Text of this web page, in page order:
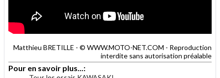
Matthieu BRETILLE - © WWW.MOTO-NET.COM - Reproduction
interdite sans autorisation préalable
Pour en savoir plus...: